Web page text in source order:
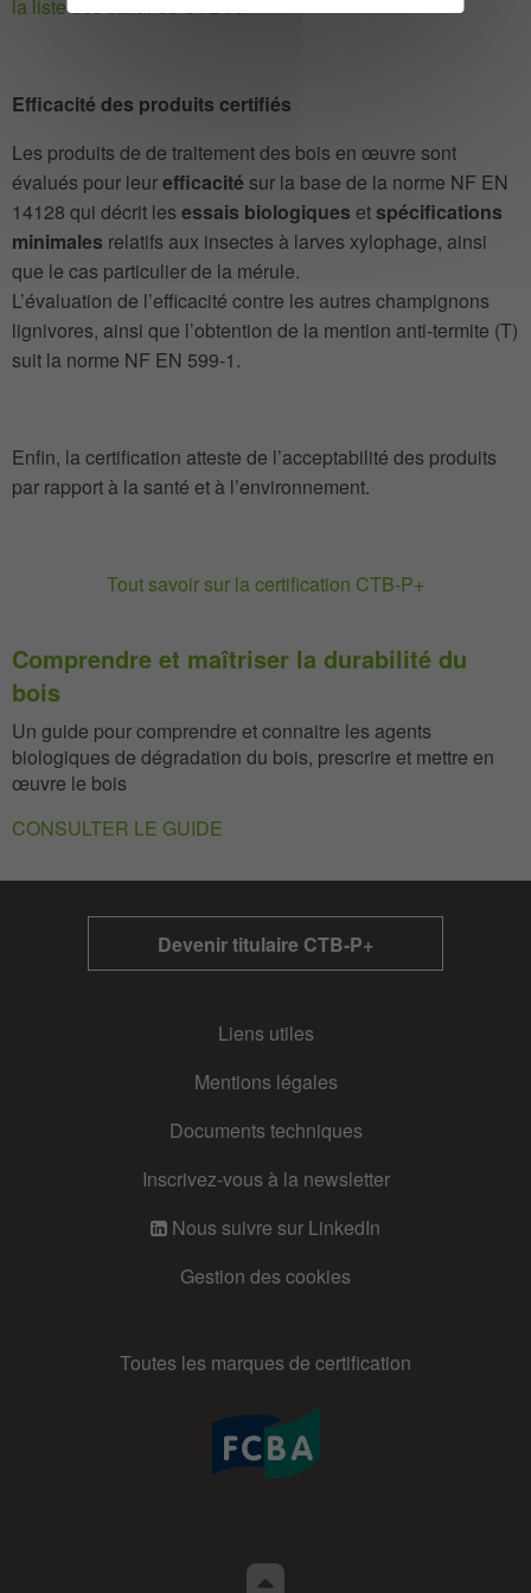
la liste des titulaires CTB-A+
Efficacité des produits certifiés
Les produits de de traitement des bois en œuvre sont
évalués pour leurefficacité sur la base de la norme NF EN
14128 qui décrit les essais biologiques etspécifications
minimales relatifs aux insectes à larves xylophage, ainsi
que le cas particulier de la mérule.
L’évaluation de l’efficacité contre les autres champignons
lignivores, ainsi que l’obtention de la mention anti-termite (T)
suit la norme NF EN 599-1.
Enfin, la certification atteste de l’acceptabilité des produits
par rapport à la santé et à l’environnement.
Tout savoir sur la certification CTB-P+
Comprendre et maîtriser la durabilité du
bois
Un guide pour comprendre et connaitre les agents
biologiques de dégradation du bois, prescrire et mettre en
œuvre le bois
CONSULTER LE GUIDE
Devenir titulaire CTB-P+
Liens utiles
Mentions légales
Documents techniques
Inscrivez-vous à la newsletter
Nous suivre sur LinkedIn
Gestion des cookies
Toutes les marques de certification